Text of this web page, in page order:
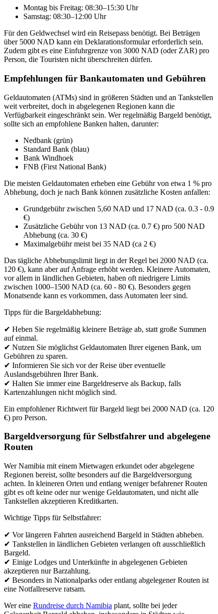
Montag bis Freitag: 08:30–15:30 Uhr
Samstag: 08:30–12:00 Uhr
Für den Geldwechsel wird ein Reisepass benötigt. Bei Beträgen
über 5000 NAD kann ein Deklarationsformular erforderlich sein.
Zudem gibt es eine Einfuhrgrenze von 3000 NAD (oder ZAR) pro
Person, die Touristen nicht überschreiten dürfen.
Empfehlungen für Bankautomaten und Gebühren
Geldautomaten (ATMs) sind in größeren Städten und an Tankstellen
weit verbreitet, doch in abgelegenen Regionen kann die
Verfügbarkeit eingeschränkt sein. Wer regelmäßig Bargeld benötigt,
sollte sich an empfohlene Banken halten, darunter:
Nedbank (grün)
Standard Bank (blau)
Bank Windhoek
FNB (First National Bank)
Die meisten Geldautomaten erheben eine Gebühr von etwa 1 % pro
Abhebung, doch je nach Bank können zusätzliche Kosten anfallen:
Grundgebühr zwischen 5,60 NAD und 17 NAD (ca. 0.3 - 0.9
€)
Zusätzliche Gebühr von 13 NAD (ca. 0.7 €) pro 500 NAD
Abhebung (ca. 30 €)
Maximalgebühr meist bei 35 NAD (ca 2 €)
Das tägliche Abhebungslimit liegt in der Regel bei 2000 NAD (ca.
120 €), kann aber auf Anfrage erhöht werden. Kleinere Automaten,
vor allem in ländlichen Gebieten, haben oft niedrigere Limits
zwischen 1000–1500 NAD (ca. 60 - 80 €). Besonders gegen
Monatsende kann es vorkommen, dass Automaten leer sind.
Tipps für die Bargeldabhebung:
✔ Heben Sie regelmäßig kleinere Beträge ab, statt große Summen
auf einmal.
✔ Nutzen Sie möglichst Geldautomaten Ihrer eigenen Bank, um
Gebühren zu sparen.
✔ Informieren Sie sich vor der Reise über eventuelle
Auslandsgebühren Ihrer Bank.
✔ Halten Sie immer eine Bargeldreserve als Backup, falls
Kartenzahlungen nicht möglich sind.
Ein empfohlener Richtwert für Bargeld liegt bei 2000 NAD (ca. 120
€) pro Person.
Bargeldversorgung für Selbstfahrer und abgelegene
Routen
Wer Namibia mit einem Mietwagen erkundet oder abgelegene
Regionen bereist, sollte besonders auf die Bargeldversorgung
achten. In kleineren Orten und entlang weniger befahrener Routen
gibt es oft keine oder nur wenige Geldautomaten, und nicht alle
Tankstellen akzeptieren Kreditkarten.
Wichtige Tipps für Selbstfahrer:
✔ Vor längeren Fahrten ausreichend Bargeld in Städten abheben.
✔ Tankstellen in ländlichen Gebieten verlangen oft ausschließlich
Bargeld.
✔ Einige Lodges und Unterkünfte in abgelegenen Gebieten
akzeptieren nur Barzahlung.
✔ Besonders in Nationalparks oder entlang abgelegener Routen ist
eine Notfallreserve ratsam.
Wer eine Rundreise durch Namibia plant, sollte bei jeder